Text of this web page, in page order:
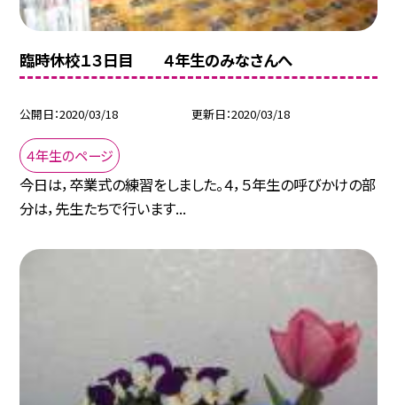
臨時休校１３日目 ４年生のみなさんへ
公開日 2020/03/18 更新日 2020/03/18
４年生のページ
今日は，卒業式の練習をしました。４，５年生の呼びかけの部
分は，先生たちで行います...